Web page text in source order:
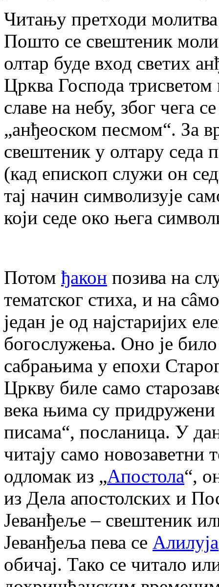
Читању претходи
Пошто се свештеник
олтар буде вход светих
Црква Господа
славе на небу, због чега
„анђеоском песмом“. За
свештеник у олтару седа
(кад епископ служи он
тај начин символизује
који седе око њега
Потом ђакон позива на
тематског стиха, и на
један је од најстаријих
богослужења. Оно је
сабрањима у епохи
Цркву биле само
века њима су придружени
писама“, посланица. У
читају само новозаветни
одломак из „Апостола“,
из Дела апостолских и
Јеванђеље – свештеник
Јеванђеља пева се Алилуја
обичај. Тако се читало